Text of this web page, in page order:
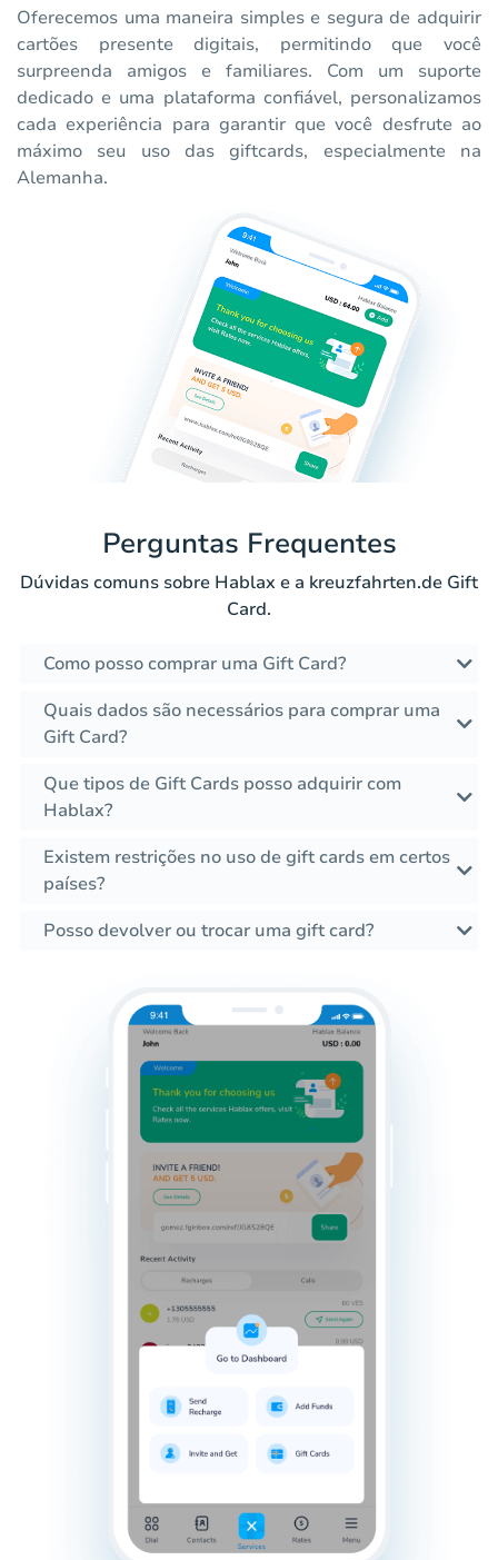
Oferecemos uma maneira simples e segura de adquirir
cartões presente digitais, permitindo que você
surpreenda amigos e familiares. Com um suporte
dedicado e uma plataforma confiável, personalizamos
cada experiência para garantir que você desfrute ao
máximo seu uso das giftcards, especialmente na
Alemanha.
Perguntas Frequentes
Dúvidas comuns sobre Hablax e a kreuzfahrten.de Gift
Card.
Como posso comprar uma Gift Card?
Quais dados são necessários para comprar uma
Gift Card?
Que tipos de Gift Cards posso adquirir com
Hablax?
Existem restrições no uso de gift cards em certos
países?
Posso devolver ou trocar uma gift card?